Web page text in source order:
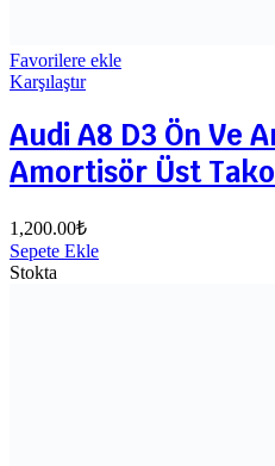
Favorilere ekle
Karşılaştır
Audi A8 D3 Ön Ve
Amortisör Üst
1,200.00₺
Sepete Ekle
Stokta